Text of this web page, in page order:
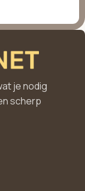
je nodig
scherp